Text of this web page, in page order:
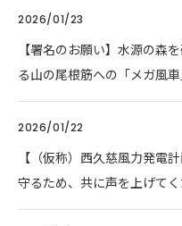
2026/01/23
【署名のお願い】水源の森
る山の尾根筋への「メガ風
2026/01/22
【（仮称）西久慈風力発電
守るため、共に声を上げてく